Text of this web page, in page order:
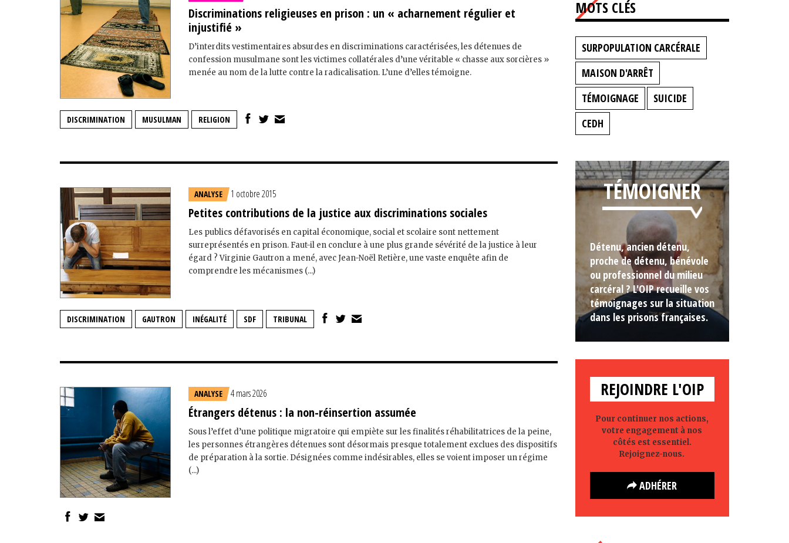
Discriminations religieuses en prison : un « acharnement régulier et
injustifié »
D’interdits vestimentaires absurdes en discriminations caractérisées, les détenues de
confession musulmane sont les victimes collatérales d’une véritable « chasse aux sorcières »
menée au nom de la lutte contre la radicalisation. L’une d’elles témoigne.
DISCRIMINATION MUSULMAN RELIGION
ANALYSE 1 octobre 2015
Petites contributions de la justice aux discriminations sociales
Les publics défavorisés en capital économique, social et scolaire sont nettement
surreprésentés en prison. Faut-il en conclure à une plus grande sévérité de la justice à leur
égard ? Virginie Gautron a mené, avec Jean-Noël Retière, une vaste enquête afin de
comprendre les mécanismes (...)
DISCRIMINATION GAUTRON INÉGALITÉ SDF TRIBUNAL
ANALYSE 4 mars 2026
Étrangers détenus : la non-réinsertion assumée
Sous l’effet d’une politique migratoire qui empiète sur les finalités réhabilitatrices de la peine,
les personnes étrangères détenues sont désormais presque totalement exclues des dispositifs
de préparation à la sortie. Désignées comme indésirables, elles se voient imposer un régime
(...)
MOTS CLÉS
SURPOPULATION CARCÉRALE
MAISON D'ARRÊT
TÉMOIGNAGE
SUICIDE
CEDH
TÉMOIGNER
Détenu, ancien détenu,
proche de détenu, bénévole
ou professionnel du milieu
carcéral ? L'OIP recueille vos
témoignages sur la situation
dans les prisons françaises.
REJOINDRE L'OIP
Pour continuer nos actions,
votre engagement à nos
côtés est essentiel.
Rejoignez-nous.
ADHÉRER